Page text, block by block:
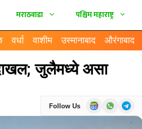
मराठवाडा पश्चिम महाराष्ट्र
वर्धा वाशीम उस्मानाबाद औरंगाबाद
जुलैमध्ये असा
Follow Us